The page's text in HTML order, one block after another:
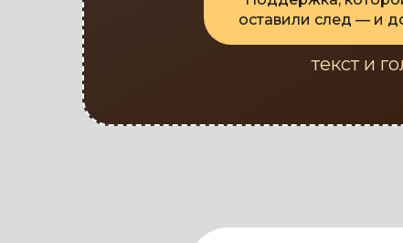
оставили след — и
текст и